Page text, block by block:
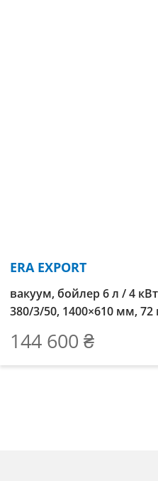
ERA EXPORT
вакуум, бойлер 6 л / 4
380/3/50, 1400×610 мм, 72
144 600 ₴